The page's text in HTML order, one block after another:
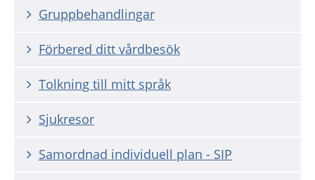
Gruppbehandlingar
Förbered ditt vårdbesök
Tolkning till mitt språk
Sjukresor
Samordnad individuell plan - SIP